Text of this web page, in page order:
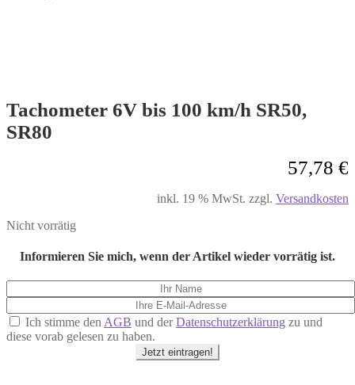
Tachometer 6V bis 100 km/h SR50,
SR80
57,78 €
inkl. 19 % MwSt. zzgl. Versandkosten
Nicht vorrätig
Informieren Sie mich, wenn der Artikel wieder vorrätig ist.
Ich stimme den AGB und derDatenschutzerklärung zu und
diese vorab gelesen zu haben.
Jetzt eintragen!